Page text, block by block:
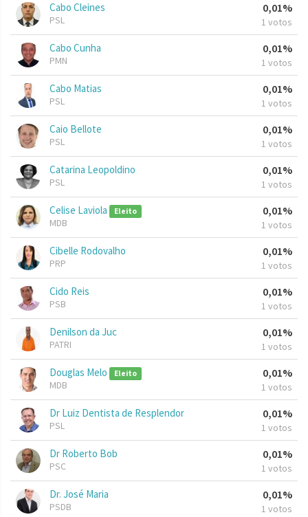
Cabo Cleines
PSL
0,01%
1 votos
Cabo Cunha
PMN
0,01%
1 votos
Cabo Matias
PSL
0,01%
1 votos
Caio Bellote
PSL
0,01%
1 votos
Catarina Leopoldino
PSL
0,01%
1 votos
Celise Laviola Eleito
MDB
0,01%
1 votos
Cibelle Rodovalho
PRP
0,01%
1 votos
Cido Reis
PSB
0,01%
1 votos
Denilson da Juc
PATRI
0,01%
1 votos
Douglas Melo Eleito
MDB
0,01%
1 votos
Dr Luiz Dentista de Resplendor
PSL
0,01%
1 votos
Dr Roberto Bob
PSC
0,01%
1 votos
Dr. José Maria
PSDB
0,01%
1 votos